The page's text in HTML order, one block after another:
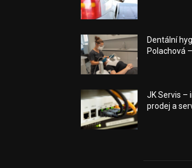
Dentální
Polachová
JK Servis –
prodej a